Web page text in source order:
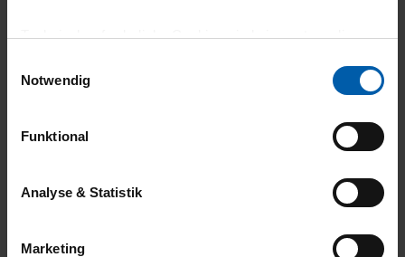
Technisch erforderliche Cookies sind eine notwendige
grundlegende Funktionen wie etwa zur Auswahl und
gewährleisten.
Für die Darstellung personalisierter Angebote, Anzeigen
und Inhalte aufgrund Ihres Nutzerverhaltens und Ihres
Zwecke zur Analyse und Optimierung unserer
Notwendig
Funktional
Analyse & Statistik
Marketing
Optisch sehr ansprechend gute Qualität